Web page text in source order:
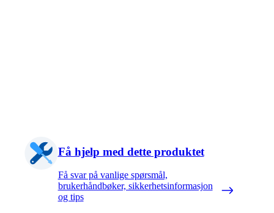
Få hjelp med dette produktet
Få svar på vanlige spørsmål,
brukerhåndbøker, sikkerhetsinformasjon
og tips